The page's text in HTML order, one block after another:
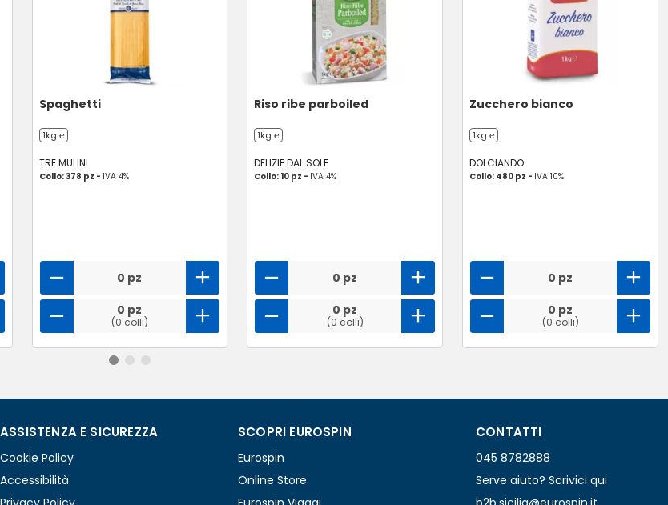
Spaghetti
1kg ℮
TRE MULINI
Collo: 378 pz - IVA 4%
0 pz
0 pz
(0 colli)
Riso ribe parboiled
1kg ℮
DELIZIE DAL SOLE
Collo: 10 pz - IVA 4%
0 pz
0 pz
(0 colli)
Zucchero bianco
1kg ℮
DOLCIANDO
Collo: 480 pz - IVA 10%
0 pz
0 pz
(0 colli)
ASSISTENZA E SICUREZZA
Cookie Policy
Accessibilità
SCOPRI EUROSPIN
Eurospin
Online Store
CONTATTI
045 8782888
Serve aiuto? Scrivici qui